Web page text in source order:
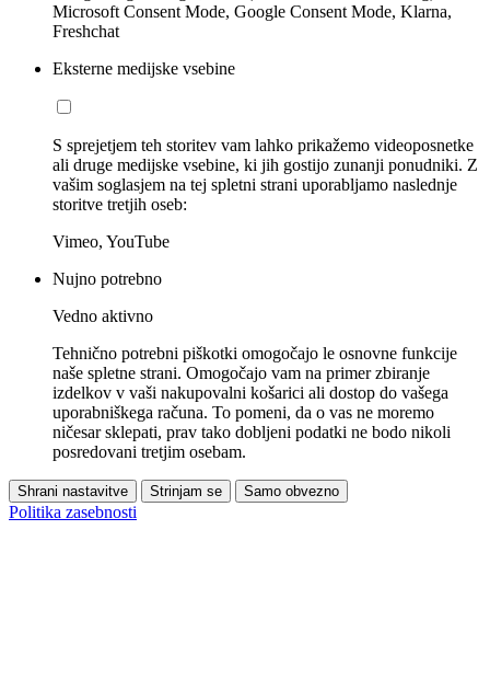
Microsoft Consent Mode, Google Consent Mode, Klarna,
Freshchat
Eksterne medijske vsebine
S sprejetjem teh storitev vam lahko prikažemo videoposnetke
ali druge medijske vsebine, ki jih gostijo zunanji ponudniki. Z
vašim soglasjem na tej spletni strani uporabljamo naslednje
storitve tretjih oseb:
Vimeo, YouTube
Nujno potrebno
Vedno aktivno
Tehnično potrebni piškotki omogočajo le osnovne funkcije
naše spletne strani. Omogočajo vam na primer zbiranje
izdelkov v vaši nakupovalni košarici ali dostop do vašega
uporabniškega računa. To pomeni, da o vas ne moremo
ničesar sklepati, prav tako dobljeni podatki ne bodo nikoli
posredovani tretjim osebam.
Shrani nastavitve Strinjam se Samo obvezno
Politika zasebnosti